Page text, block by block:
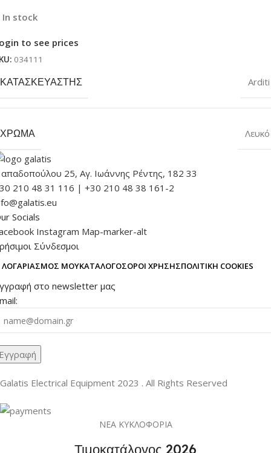
In stock
to see prices
034111
ΚΑΤΑΣΚΕΥΑΣΤΉΣ Arditi
ΧΡΏΜΑ Λευκό
25, Αγ. Ιωάννης Ρέντης, 182 33
210 48 31 116 | +30 210 48 38 161-2
Socials
Instagram Map-marker-alt
Σύνδεσμοι
ΛΟΓΑΡΙΑΣΜΌΣ ΜΟΥΚΑΤΆΛΟΓΟΣΌΡΟΙ ΧΡΉΣΗΣΠΟΛΙΤΙΚΉ COOKIES
στο newsletter μας
Galatis Electrical Equipment 2023 . All Rights Reserved
ΝΕΑ ΚΥΚΛΟΦΟΡΙΑ
Τιμοκατάλογος 2026